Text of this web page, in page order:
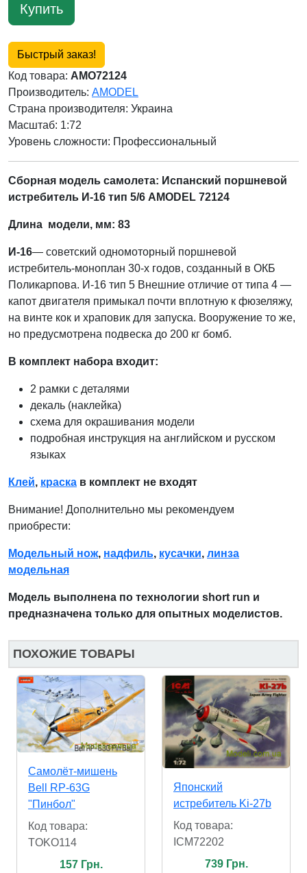
Купить
Быстрый заказ!
Код товара: AMO72124
Производитель: AMODEL
Страна производителя: Украина
Масштаб: 1:72
Уровень сложности: Профессиональный
Сборная модель самолета: Испанский поршневой
истребитель И-16 тип 5/6 AMODEL 72124
Длина модели, мм: 83
И-16— советский одномоторный поршневой
истребитель-моноплан 30-х годов, созданный в ОКБ
Поликарпова. И-16 тип 5 Внешние отличие от типа 4 —
капот двигателя примыкал почти вплотную к фюзеляжу,
на винте кок и храповик для запуска. Вооружение то же,
но предусмотрена подвеска до 200 кг бомб.
В комплект набора входит:
2 рамки с деталями
декаль (наклейка)
схема для окрашивания модели
подробная инструкция на английском и русском
языках
Клей, краска в комплект не входят
Внимание! Дополнительно мы рекомендуем
приобрести:
Модельный нож, надфиль, кусачки, линза
модельная
Модель выполнена по технологии short run и
предназначена только для опытных моделистов.
ПОХОЖИЕ ТОВАРЫ
Самолёт-мишень
Bell RP-63G
"Пинбол"
Код товара:
TOKO114
157 Грн.
Японский
истребитель Ki-27b
Код товара:
ICM72202
739 Грн.